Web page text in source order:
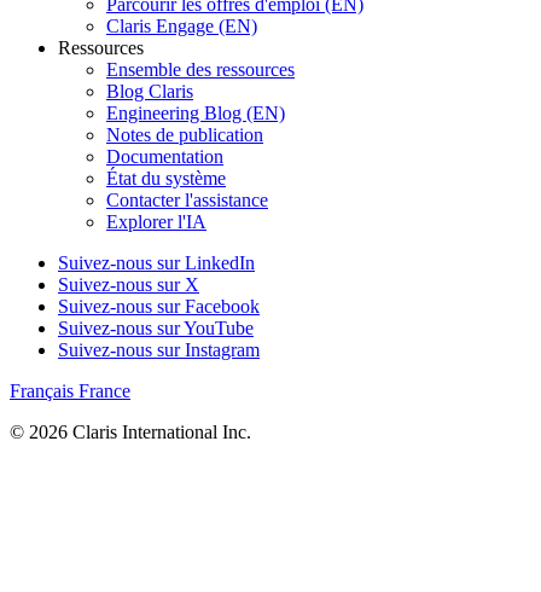
Claris Engage (EN)
Ressources
Ensemble des ressources
Blog Claris
Engineering Blog (EN)
Notes de publication
Documentation
État du système
Contacter l'assistance
Explorer l'IA
Suivez-nous sur LinkedIn
Suivez-nous sur X
Suivez-nous sur Facebook
Suivez-nous sur YouTube
Suivez-nous sur Instagram
Français France
© 2026 Claris International Inc.